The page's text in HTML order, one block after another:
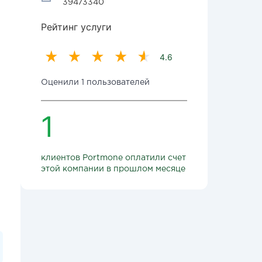
39473340
Рейтинг услуги
4.6
Оценили 1 пользователей
1
клиентов Portmone оплатили счет
этой компании в прошлом месяце